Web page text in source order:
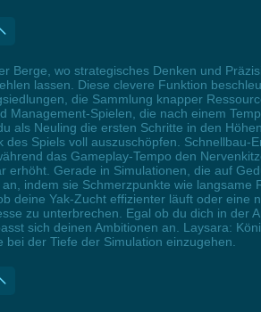
Berge, wo strategisches Denken und
lassen. Diese clevere Funktion
die Sammlung knapper
Management-Spielen, die nach einem
als Neuling die ersten Schritte in den
Spiels voll auszuschöpfen.
das Gameplay-Tempo den
erhöht. Gerade in Simulationen, die auf
indem sie Schmerzpunkte wie
deine Yak-Zucht effizienter läuft oder
zu unterbrechen. Egal ob du dich in der
sich deinen Ambitionen an. Laysara:
der Tiefe der Simulation einzugehen.